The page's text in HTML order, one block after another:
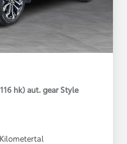
hk) aut. gear Style
Kilometertal